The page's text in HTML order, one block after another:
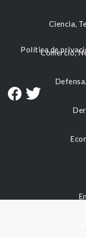
Ciencia,
Comercio,
Política de